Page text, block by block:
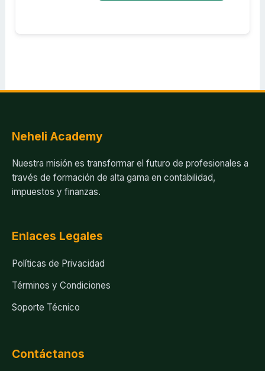
Neheli Academy
Nuestra misión es transformar el futuro de profesionales a
través de formación de alta gama en contabilidad,
impuestos y finanzas.
Enlaces Legales
Políticas de Privacidad
Términos y Condiciones
Soporte Técnico
Contáctanos